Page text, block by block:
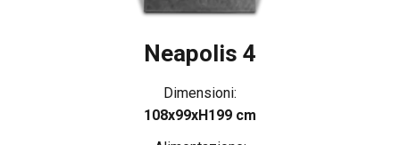
Neapolis 4
Dimensioni:
108x99xH199 cm